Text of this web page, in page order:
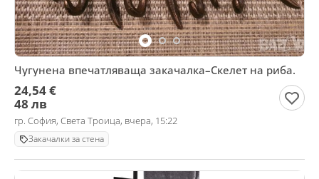
Чугунена впечатляваща закачалка–Скелет на риба.
24,54 €
48 лв
гр. София, Света Троица, вчера, 15:22
Закачалки за стена